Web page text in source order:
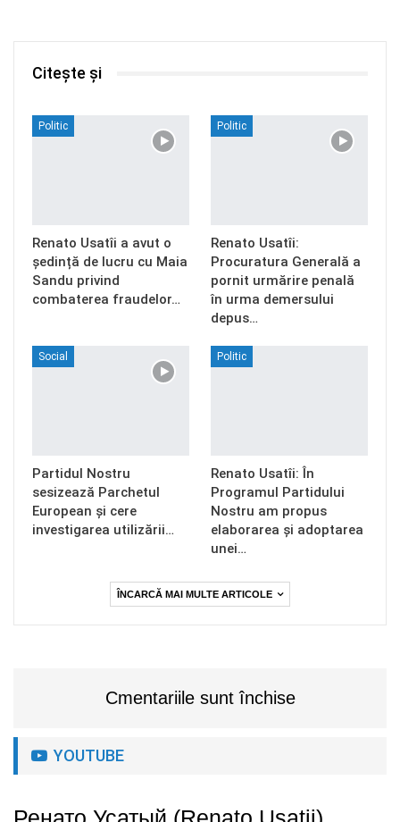
Citește și
Politic
Renato Usatîi a avut o
ședință de lucru cu Maia
Sandu privind
combaterea fraudelor…
Politic
Renato Usatîi:
Procuratura Generală a
pornit urmărire penală
în urma demersului
depus…
Social
Partidul Nostru
sesizează Parchetul
European și cere
investigarea utilizării…
Politic
Renato Usatîi: În
Programul Partidului
Nostru am propus
elaborarea și adoptarea
unei…
ÎNCARCĂ MAI MULTE ARTICOLE
Cmentariile sunt închise
YOUTUBE